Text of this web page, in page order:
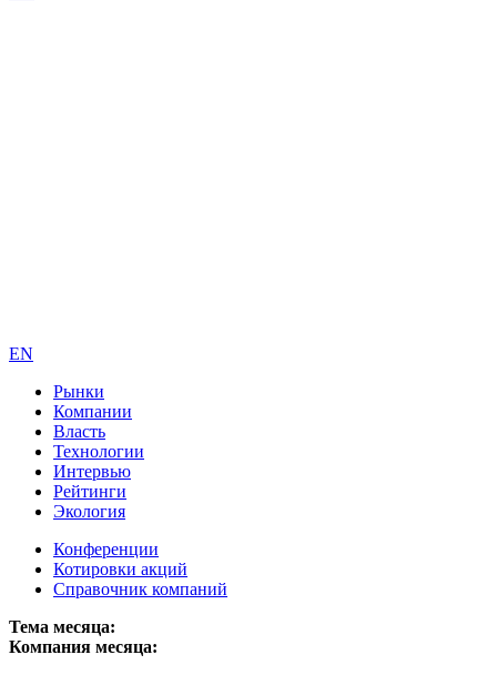
EN
Рынки
Компании
Власть
Технологии
Интервью
Рейтинги
Экология
Конференции
Котировки акций
Справочник компаний
Тема месяца:
Компания месяца: